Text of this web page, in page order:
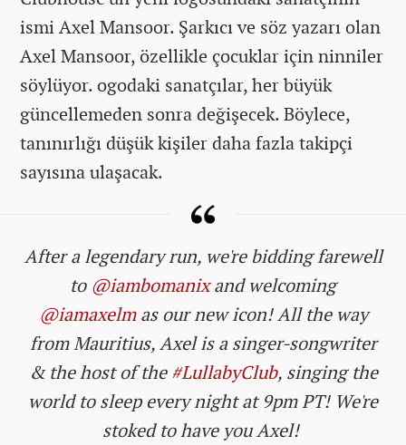
ismi Axel Mansoor. Şarkıcı ve söz yazarı olan
Axel Mansoor, özellikle çocuklar için ninniler
söylüyor. ogodaki sanatçılar, her büyük
güncellemeden sonra değişecek. Böylece,
tanınırlığı düşük kişiler daha fazla takipçi
sayısına ulaşacak.
After a legendary run, we're bidding farewell
to @iambomanixand welcoming
@iamaxelmas our new icon! All the way
from Mauritius, Axel is a singer-songwriter
& the host of the #LullabyClub, singing the
world to sleep every night at 9pm PT! We're
stoked to have you Axel! ️